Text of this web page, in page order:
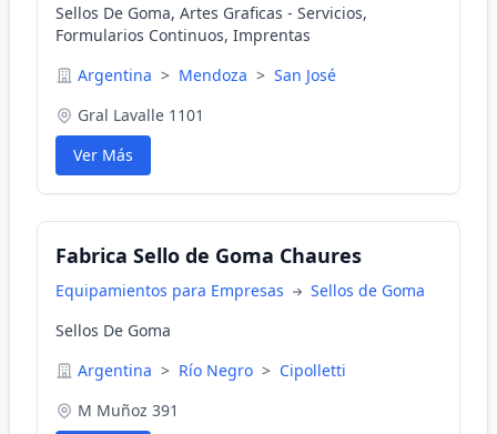
Sellos De Goma, Artes Graficas - Servicios,
Formularios Continuos, Imprentas
Argentina > Mendoza > San José
Gral Lavalle 1101
Ver Más
Fabrica Sello de Goma Chaures
Equipamientos para Empresas
Sellos de Goma
Sellos De Goma
Argentina > Río Negro > Cipolletti
M Muñoz 391